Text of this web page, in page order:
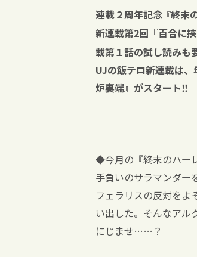
連載２周年記念 『終末
新連載第2回『百合に
載第１話の試し読みも
UJの飯テロ新連載は
炉裏端』がスタート‼︎
◆今月の『終末のハー
手負いのサラマンダー
フェラリスの反対をよ
い出した。そんなアル
にじませ……？